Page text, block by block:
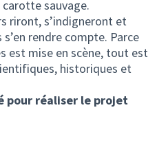
sauvage.
riront, s’indigneront et
rendre compte. Parce
est mise en scène, tout est
historiques et
pour réaliser le projet